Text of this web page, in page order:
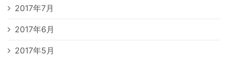
2017年7月
2017年6月
2017年5月